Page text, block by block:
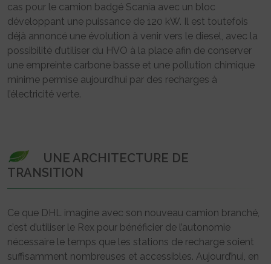
cas pour le camion badgé Scania avec un bloc
développant une puissance de 120 kW. Il est toutefois
déjà annoncé une évolution à venir vers le diesel, avec la
possibilité d’utiliser du HVO à la place afin de conserver
une empreinte carbone basse et une pollution chimique
minime permise aujourd’hui par des recharges à
l’électricité verte.
UNE ARCHITECTURE DE
TRANSITION
Ce que DHL imagine avec son nouveau camion branché,
c’est d’utiliser le Rex pour bénéficier de l’autonomie
nécessaire le temps que les stations de recharge soient
suffisamment nombreuses et accessibles. Aujourd’hui, en